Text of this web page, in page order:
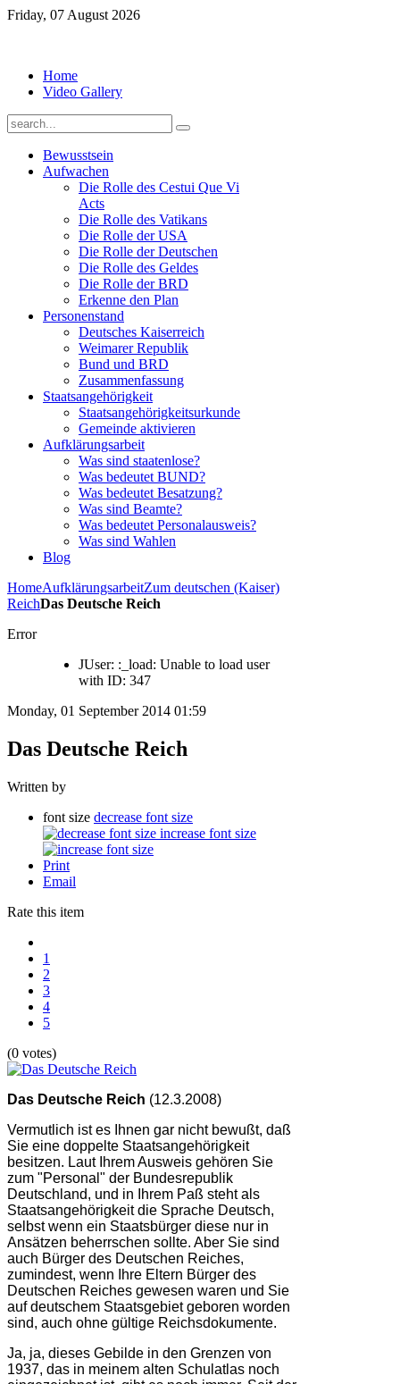
Friday, 07 August 2026
Home
Video Gallery
Bewusstsein
Aufwachen
Die Rolle des Cestui Que Vi
Acts
Die Rolle des Vatikans
Die Rolle der USA
Die Rolle der Deutschen
Die Rolle des Geldes
Die Rolle der BRD
Erkenne den Plan
Personenstand
Deutsches Kaiserreich
Weimarer Republik
Bund und BRD
Zusammenfassung
Staatsangehörigkeit
Staatsangehörigkeitsurkunde
Gemeinde aktivieren
Aufklärungsarbeit
Was sind staatenlose?
Was bedeutet BUND?
Was bedeutet Besatzung?
Was sind Beamte?
Was bedeutet Personalausweis?
Was sind Wahlen
Blog
HomeAufklärungsarbeitZum deutschen (Kaiser)
ReichDas Deutsche Reich
Error
JUser: :_load: Unable to load user
with ID: 347
Monday, 01 September 2014 01:59
Das Deutsche Reich
Written by
font size decrease font size
increase font size
Print
Email
Rate this item
1
2
3
4
5
(0 votes)
Das Deutsche Reich (12.3.2008)
Vermutlich ist es Ihnen gar nicht bewußt, daß
Sie eine doppelte Staatsangehörigkeit
besitzen. Laut Ihrem Ausweis gehören Sie
zum "Personal" der Bundesrepublik
Deutschland, und in Ihrem Paß steht als
Staatsangehörigkeit die Sprache Deutsch,
selbst wenn ein Staatsbürger diese nur in
Ansätzen beherrschen sollte. Aber Sie sind
auch Bürger des Deutschen Reiches,
zumindest, wenn Ihre Eltern Bürger des
Deutschen Reiches gewesen waren und Sie
auf deutschem Staatsgebiet geboren worden
sind, auch ohne gültige Reichsdokumente.
Ja, ja, dieses Gebilde in den Grenzen von
1937, das in meinem alten Schulatlas noch